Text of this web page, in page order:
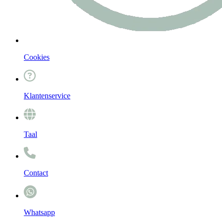
Cookies
Klantenservice
Taal
Contact
Whatsapp